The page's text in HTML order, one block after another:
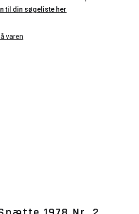
til din søgeliste her
varen